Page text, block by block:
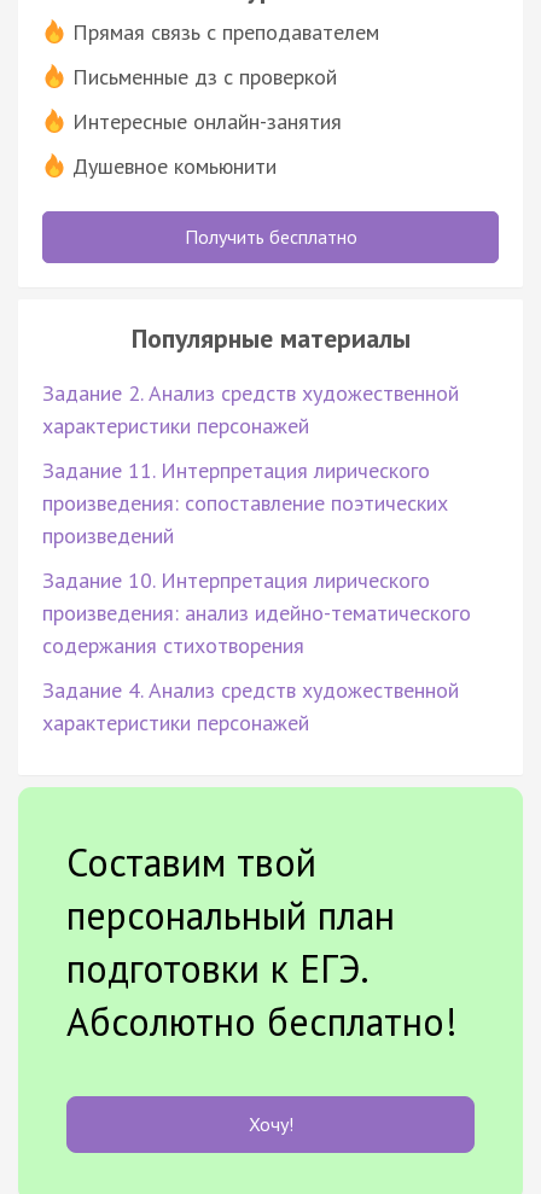
Прямая связь с преподавателем
Письменные дз с проверкой
Интересные онлайн-занятия
Душевное комьюнити
Получить бесплатно
Популярные материалы
Задание 2. Анализ средств художественной
характеристики персонажей
Задание 11. Интерпретация лирического
произведения: сопоставление поэтических
произведений
Задание 10. Интерпретация лирического
произведения: анализ идейно-тематического
содержания стихотворения
Задание 4. Анализ средств художественной
характеристики персонажей
Составим твой
персональный план
подготовки к ЕГЭ.
Абсолютно бесплатно!
Хочу!